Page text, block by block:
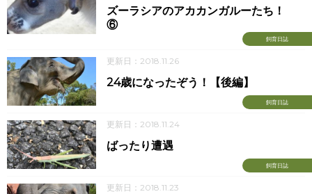
飼育日誌
ズーラシアのアカカンガルーたち！
⑥
更新日：2018.11.26
飼育日誌
24歳になったぞう！【後編】
更新日：2018.11.24
飼育日誌
ばったり遭遇
更新日：2018.11.23